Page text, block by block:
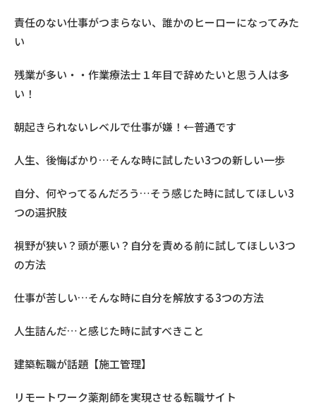
責任のない仕事がつまらない、誰かのヒーローになってみた
い
残業が多い・・作業療法士１年目で辞めたいと思う人は多
い！
朝起きられないレベルで仕事が嫌！←普通です
人生、後悔ばかり…そんな時に試したい3つの新しい一歩
自分、何やってるんだろう…そう感じた時に試してほしい3
つの選択肢
視野が狭い？頭が悪い？自分を責める前に試してほしい3つ
の方法
仕事が苦しい…そんな時に自分を解放する3つの方法
人生詰んだ…と感じた時に試すべきこと
建築転職が話題【施工管理】
リモートワーク薬剤師を実現させる転職サイト